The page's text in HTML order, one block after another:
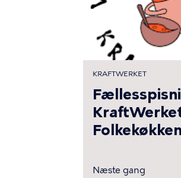
KRAFTWERKET
Folkekøkken
Næste gang